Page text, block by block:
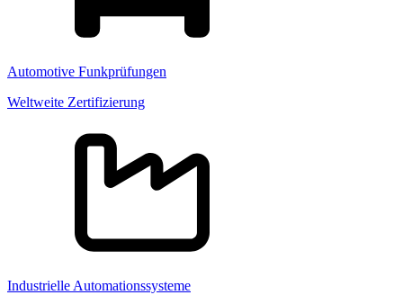
Automotive Funkprüfungen
Weltweite Zertifizierung
Industrielle Automationssysteme